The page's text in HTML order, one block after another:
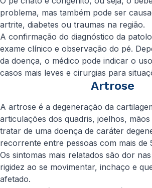
problema, mas também pode ser
artrite, diabetes ou traumas na região.
A confirmação do diagnóstico da
exame clínico e observação do pé.
da doença, o médico pode indicar o
casos mais leves e cirurgias para
Artrose
A artrose é a degeneração da
articulações dos quadris, joelhos,
tratar de uma doença de caráter
recorrente entre pessoas com mais de
Os sintomas mais relatados são dor
rigidez ao se movimentar, inchaço e
afetado.